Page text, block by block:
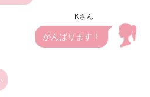
Kさん
がんばります！